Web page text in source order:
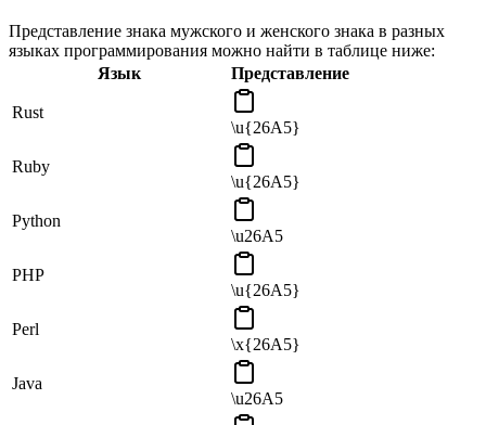
Представление знака мужского и женского знака в разных
языках программирования можно найти в таблице ниже:
Язык
Представление
Rust
\u{26A5}
Ruby
\u{26A5}
Python
\u26A5
PHP
\u{26A5}
Perl
\x{26A5}
Java
\u26A5